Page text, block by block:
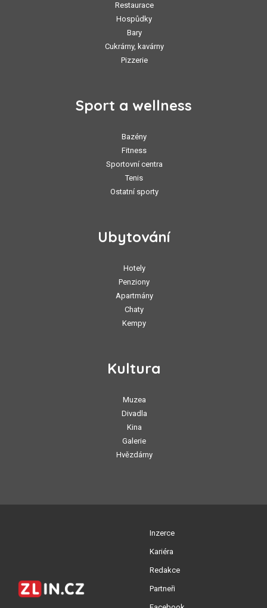
Restaurace
Hospůdky
Bary
Cukrárny, kavárny
Pizzerie
Sport a wellness
Bazény
Fitness
Sportovní centra
Tenis
Ostatní sporty
Ubytování
Hotely
Penziony
Apartmány
Chaty
Kempy
Kultura
Muzea
Divadla
Kina
Galerie
Hvězdárny
Inzerce
Kariéra
Redakce
Partneři